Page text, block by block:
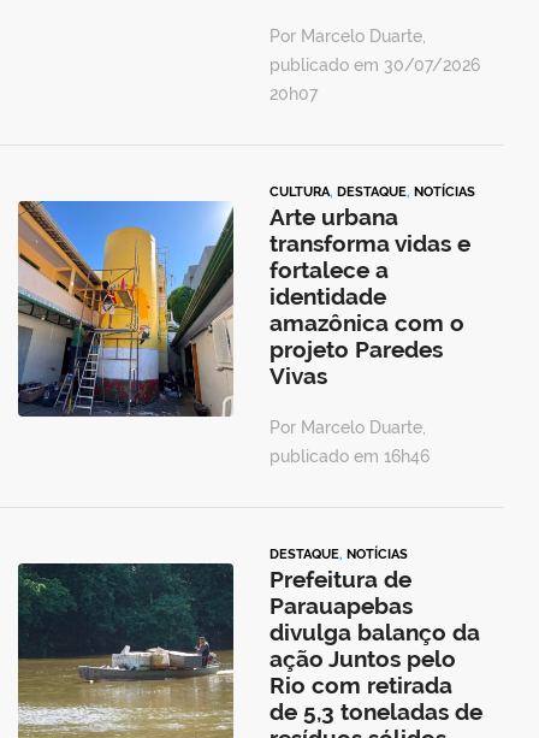
Por Marcelo Duarte,
publicado em 30/07/2026
20h07
CULTURA, DESTAQUE, NOTÍCIAS
Arte urbana
transforma vidas e
fortalece a
identidade
amazônica com o
projeto Paredes
Vivas
Por Marcelo Duarte,
publicado em 16h46
DESTAQUE, NOTÍCIAS
Prefeitura de
Parauapebas
divulga balanço da
ação Juntos pelo
Rio com retirada
de 5,3 toneladas de